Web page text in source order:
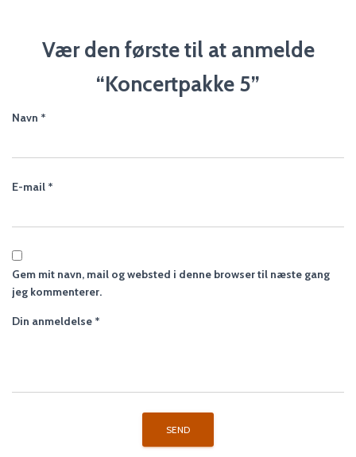
Vær den første til at anmelde
“Koncertpakke 5”
Navn *
E-mail *
Gem mit navn, mail og websted i denne browser til næste gang
jeg kommenterer.
Din anmeldelse *